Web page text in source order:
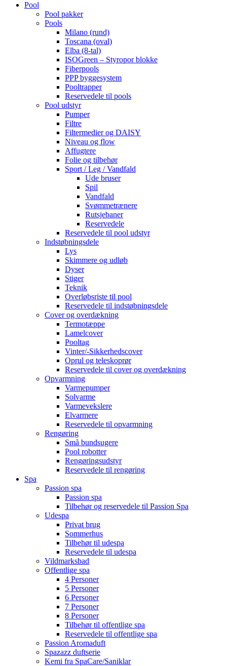
Pool
Pool pakker
Pools
Milano (rund)
Toscana (oval)
Elba (8-tal)
ISOGreen – Styropor blokke
Fiberpools
PPP byggesystem
Pooltrapper
Reservedele til pools
Pool udstyr
Pumper
Filtre
Filtermedier og DAISY
Niveau og flow
Affugtere
Folie og tilbehør
Sport / Leg / Vandfald
Ude bruser
Spil
Vandfald
Svømmetrænere
Rutsjebaner
Reservedele
Reservedele til pool udstyr
Indstøbningsdele
Lys
Skimmere og udløb
Dyser
Stiger
Teknik
Overløbsriste til pool
Reservedele til indstøbningsdele
Cover og overdækning
Termotæppe
Lamelcover
Pooltag
Vinter/-Sikkerhedscover
Oprul og teleskoprør
Reservedele til cover og overdækning
Opvarmning
Varmepumper
Solvarme
Varmevekslere
Elvarmere
Reservedele til opvarmning
Rengøring
Små bundsugere
Pool robotter
Rengøringsudstyr
Reservedele til rengøring
Spa
Passion spa
Passion spa
Tilbehør og reservedele til Passion Spa
Udespa
Privat brug
Sommerhus
Tilbehør til udespa
Reservedele til udespa
Vildmarksbad
Offentlige spa
4 Personer
5 Personer
6 Personer
7 Personer
8 Personer
Tilbehør til offentlige spa
Reservedele til offentlige spa
Passion Aromaduft
Spazazz duftserie
Kemi fra SpaCare/Saniklar